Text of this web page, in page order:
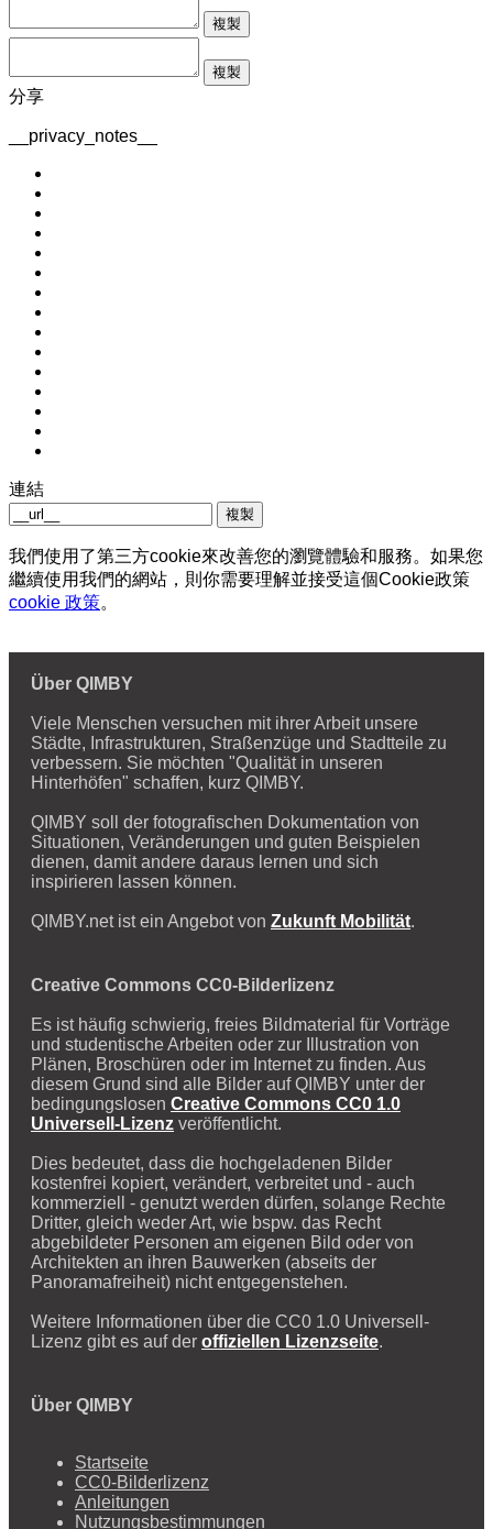
複製
複製
分享
__privacy_notes__
連結
複製
我們使用了第三方cookie來改善您的瀏覽體驗和服務。如果您
繼續使用我們的網站，則你需要理解並接受這個Cookie政策
cookie 政策。
Über QIMBY
Viele Menschen versuchen mit ihrer Arbeit unsere
Städte, Infrastrukturen, Straßenzüge und Stadtteile zu
verbessern. Sie möchten "Qualität in unseren
Hinterhöfen" schaffen, kurz QIMBY.
QIMBY soll der fotografischen Dokumentation von
Situationen, Veränderungen und guten Beispielen
dienen, damit andere daraus lernen und sich
inspirieren lassen können.
QIMBY.net ist ein Angebot von Zukunft Mobilität.
Creative Commons CC0-Bilderlizenz
Es ist häufig schwierig, freies Bildmaterial für Vorträge
und studentische Arbeiten oder zur Illustration von
Plänen, Broschüren oder im Internet zu finden. Aus
diesem Grund sind alle Bilder auf QIMBY unter der
bedingungslosen Creative Commons CC0 1.0
Universell-Lizenz veröffentlicht.
Dies bedeutet, dass die hochgeladenen Bilder
kostenfrei kopiert, verändert, verbreitet und - auch
kommerziell - genutzt werden dürfen, solange Rechte
Dritter, gleich weder Art, wie bspw. das Recht
abgebildeter Personen am eigenen Bild oder von
Architekten an ihren Bauwerken (abseits der
Panoramafreiheit) nicht entgegenstehen.
Weitere Informationen über die CC0 1.0 Universell-
Lizenz gibt es auf der offiziellen Lizenzseite.
Über QIMBY
Startseite
CC0-Bilderlizenz
Anleitungen
Nutzungsbestimmungen